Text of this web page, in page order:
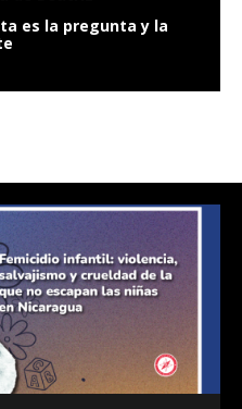
es la pregunta y la